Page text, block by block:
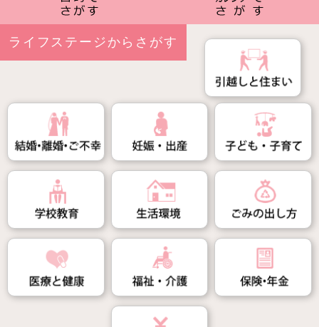
ライフステージ からさがす